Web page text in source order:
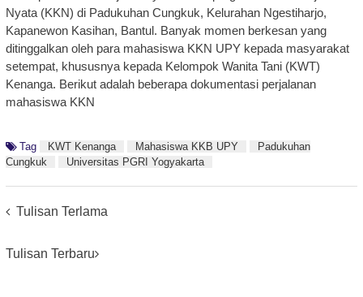
Nyata (KKN) di Padukuhan Cungkuk, Kelurahan Ngestiharjo,
Kapanewon Kasihan, Bantul. Banyak momen berkesan yang
ditinggalkan oleh para mahasiswa KKN UPY kepada masyarakat
setempat, khususnya kepada Kelompok Wanita Tani (KWT)
Kenanga. Berikut adalah beberapa dokumentasi perjalanan
mahasiswa KKN
Tag KWT Kenanga Mahasiswa KKB UPY
Padukuhan
Cungkuk
Universitas PGRI Yogyakarta
Posts
Tulisan Terlama
Tulisan Terbaru